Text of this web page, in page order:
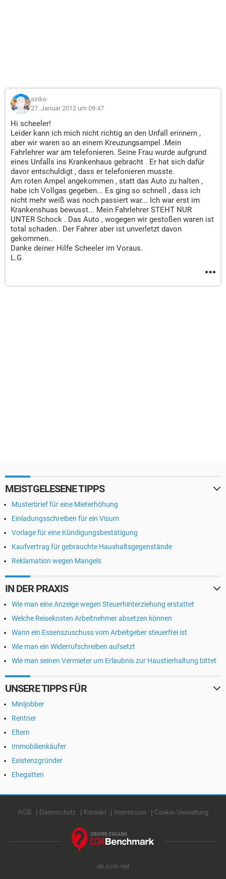
sinko
27. Januar 2012 um 09:47
Hi scheeler!
Leider kann ich mich nicht richtig an den Unfall erinnern ,
aber wir waren so an einem Kreuzungsampel .Mein
Fahrlehrer war am telefonieren. Seine Frau wurde aufgrund
eines Unfalls ins Krankenhaus gebracht . Er hat sich dafür
davor entschuldigt , dass er telefonieren musste.
Am roten Ampel angekommen , statt das Auto zu halten ,
habe ich Vollgas gegeben... Es ging so schnell , dass ich
nicht mehr weiß was noch passiert war... Ich war erst im
Krankenshuas bewusst... Mein Fahrlehrer STEHT NUR
UNTER Schock . Das Auto , wogegen wir gestoßen waren ist
total schaden.. Der Fahrer aber ist unverletzt davon
gekommen..
Danke deiner Hilfe Scheeler im Voraus.
L.G
MEISTGELESENE TIPPS
Musterbrief für eine Mieterhöhung
Einladungsschreiben für ein Visum
Vorlage für eine Kündigungsbestätigung
Kaufvertrag für gebrauchte Haushaltsgegenstände
Reklamation wegen Mangels
IN DER PRAXIS
Wie man eine Anzeige wegen Steuerhinterziehung erstattet
Welche Reisekosten Arbeitnehmer absetzen können
Wann ein Essenszuschuss vom Arbeitgeber steuerfrei ist
Wie man ein Widerrufschreiben aufsetzt
Wie man seinen Vermieter um Erlaubnis zur Haustierhaltung bittet
UNSERE TIPPS FÜR
Minijobber
Rentner
Eltern
Immobilienkäufer
Existenzgründer
Ehegatten
AGB Datenschutz Kontakt Impressum Cookie-Verwaltung
de.ccm.net